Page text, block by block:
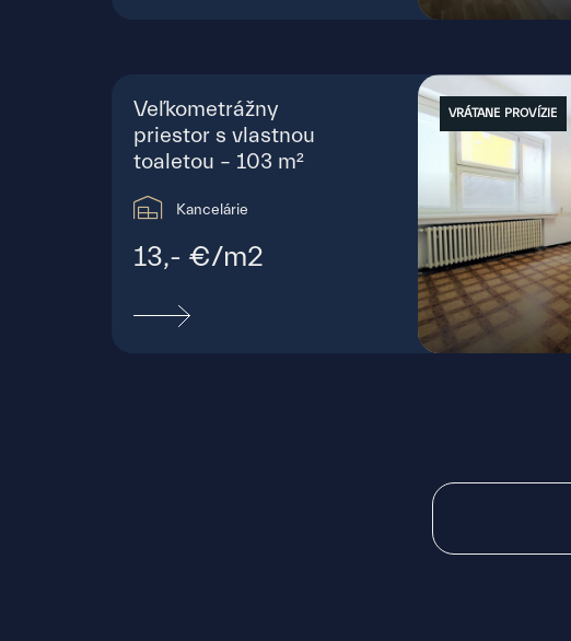
Štefánikova,
Veľkometrážny
priestor s vlastnou
toaletou – 103 m²
Kancelárie
13,- €/m2
VRÁTANE PROVÍZIE